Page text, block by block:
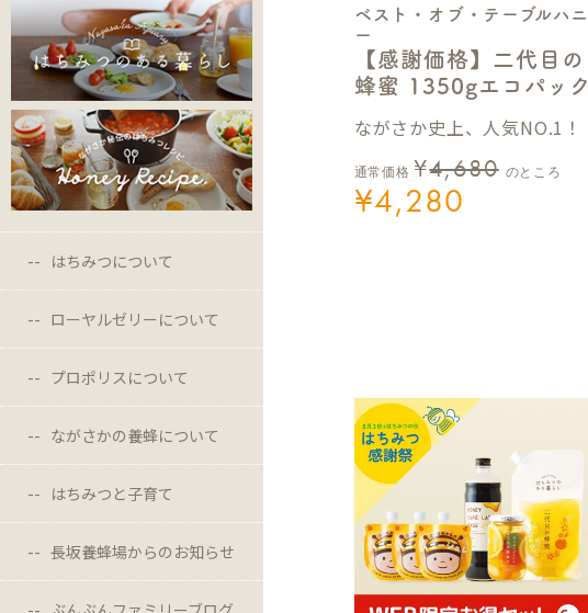
はちみつについて
ローヤルゼリーについて
プロポリスについて
ながさかの養蜂について
はちみつと子育て
長坂養蜂場からのお知らせ
ベスト・オブ・テーブルハニ
ー
【感謝価格】二代目の
蜂蜜 1350gエコパック
ながさか史上、人気NO.1！
通常価格 ¥4,680 のところ
¥4,280